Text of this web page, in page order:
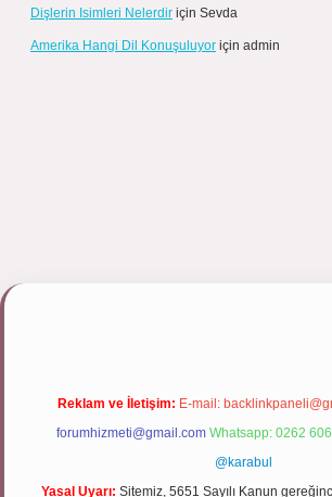
Dişlerin Isimleri Nelerdir için Sevda
Amerika Hangi Dil Konuşuluyor için admin
Reklam ve İletişim: E-mail:
forumhizmeti@gmail.com Whatsapp: 0262
@karabul
Yasal Uyarı: Sitemiz, 5651 Sayılı Kanun